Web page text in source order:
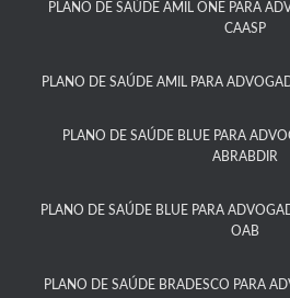
PLANO DE SAÚDE AMIL ONE PARA
CAASP​
PLANO DE SAÚDE AMIL PARA
PLANO DE SAÚDE BLUE PARA
ABRABDIR
PLANO DE SAÚDE BLUE PARA
OAB
PLANO DE SAÚDE BRADESCO PARA